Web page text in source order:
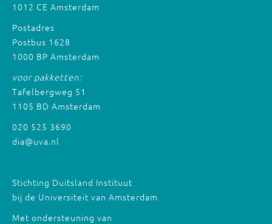
1012 CE Amsterdam
Postadres
Postbus 1628
1000 BP Amsterdam
voor pakketten:
Tafelbergweg 51
1105 BD Amsterdam
020 525 3690
dia@uva.nl
Stichting Duitsland Instituut
bij de Universiteit van Amsterdam
Met ondersteuning van